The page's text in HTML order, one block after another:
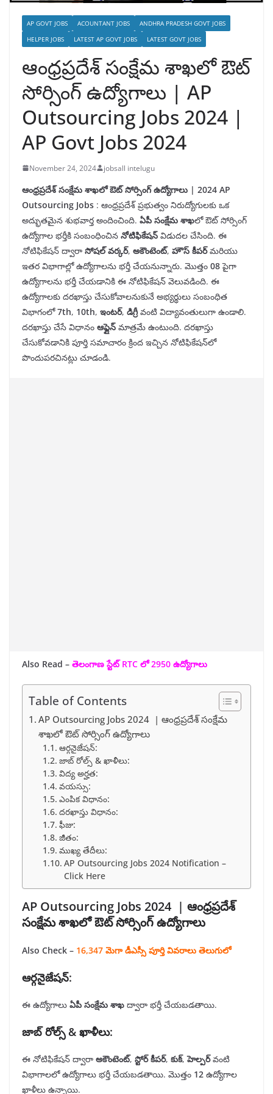
AP GOVT JOBS ACOUNTANT JOBS
ANDHRA PRADESH GOVT JOBS
HELPER JOBS
LATEST AP GOVT JOBS LATEST GOVT JOBS
ఆంధ్రప్రదేశ్ సంక్షేమ శాఖలో ఔట్
సోర్సింగ్ ఉద్యోగాలు | AP
Outsourcing Jobs 2024 |
AP Govt Jobs 2024
November 24, 2024 jobsall intelugu
ఆంధ్రప్రదేశ్ సంక్షేమ శాఖలో ఔట్ సోర్సింగ్ ఉద్యోగాలు | 2024 AP
Outsourcing Jobs : ఆంధ్రప్రదేశ్ ప్రభుత్వం నిరుద్యోగులకు ఒక
అద్భుతమైన శుభవార్త అందించింది. ఏపీ సంక్షేమ శాఖలో ఔట్ సోర్సింగ్
ఉద్యోగాల భర్తీకి సంబంధించిన నోటిఫికేషన్ విడుదల చేసింది. ఈ
నోటిఫికేషన్ ద్వారా సోషల్ వర్కర్, అకౌంటెంట్, హౌస్ కీపర్మరియు
ఇతర విభాగాల్లో ఉద్యోగాలను భర్తీ చేయనున్నారు. మొత్తం 08పైగా
ఉద్యోగాలను భర్తీ చేయడానికి ఈ నోటిఫికేషన్ వెలువడింది. ఈ
ఉద్యోగాలకు దరఖాస్తు చేసుకోవాలనుకునే అభ్యర్థులు సంబంధిత
విభాగంలో7th, 10th, ఇంటర్, డిగ్రీవంటి విద్యావంతులుగా ఉండాలి.
దరఖాస్తు చేసే విధానం ఆఫ్లైన్ మాత్రమే ఉంటుంది. దరఖాస్తు
చేసుకోవడానికి పూర్తి సమాచారం క్రింద ఇచ్చిన నోటిఫికేషన్‌లో
పొందుపరచినట్లు చూడండి.
Also Read – తెలంగాణ స్టేట్ RTC లో 2950 ఉద్యోగాలు
Table of Contents
AP Outsourcing Jobs 2024 | ఆంధ్రప్రదేశ్ సంక్షేమ
శాఖలో ఔట్ సోర్సింగ్ ఉద్యోగాలు
ఆర్గనైజేషన్:
జాబ్ రోల్స్ & ఖాళీలు:
విద్య అర్హత:
వయస్సు:
ఎంపిక విధానం:
దరఖాస్తు విధానం:
ఫీజు:
జీతం:
ముఖ్య తేదీలు:
AP Outsourcing Jobs 2024 Notification –
Click Here
AP Outsourcing Jobs 2024 | ఆంధ్రప్రదేశ్
సంక్షేమ శాఖలో ఔట్ సోర్సింగ్ ఉద్యోగాలు
Also Check – 16,347 మెగా డీఎస్సీ పూర్తి వివరాలు తెలుగులో
ఆర్గనైజేషన్:
ఈ ఉద్యోగాలు ఏపీ సంక్షేమ శాఖ ద్వారా భర్తీ చేయబడతాయి.
జాబ్ రోల్స్& ఖాళీలు:
ఈ నోటిఫికేషన్ ద్వారా అకౌంటెంట్, స్టోర్ కీపర్, కుక్,హెల్పర్వంటి
విభాగాలలో ఉద్యోగాలు భర్తీ చేయబడతాయి. మొత్తం 12 ఉద్యోగాల
ఖాళీలు ఉన్నాయి.